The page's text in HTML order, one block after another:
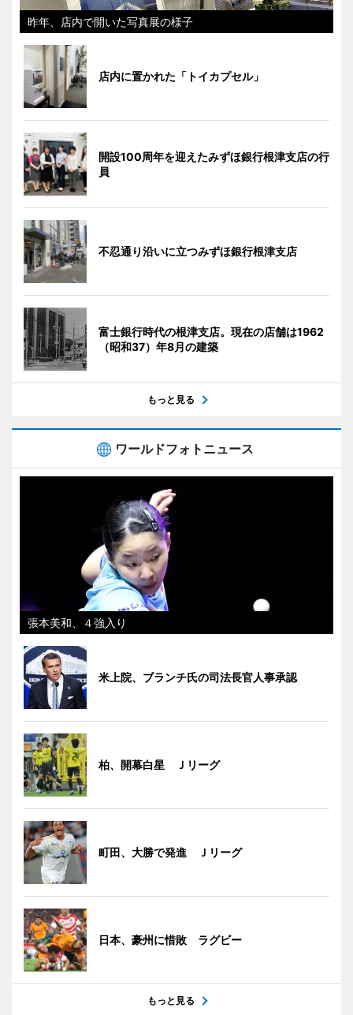
昨年、店内で開いた写真展の様子
店内に置かれた「トイカプセル」
開設100周年を迎えたみずほ銀行根津支店の行
員
不忍通り沿いに立つみずほ銀行根津支店
富士銀行時代の根津支店。現在の店舗は1962
（昭和37）年8月の建築
もっと見る
ワールドフォトニュース
張本美和、４強入り
米上院、ブランチ氏の司法長官人事承認
柏、開幕白星 Ｊリーグ
町田、大勝で発進 Ｊリーグ
日本、豪州に惜敗 ラグビー
もっと見る